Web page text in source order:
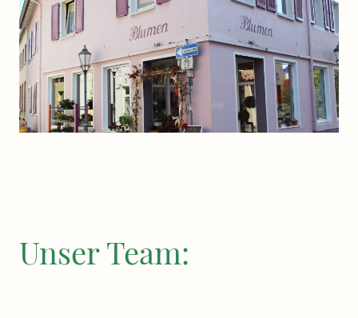
Unser Team: